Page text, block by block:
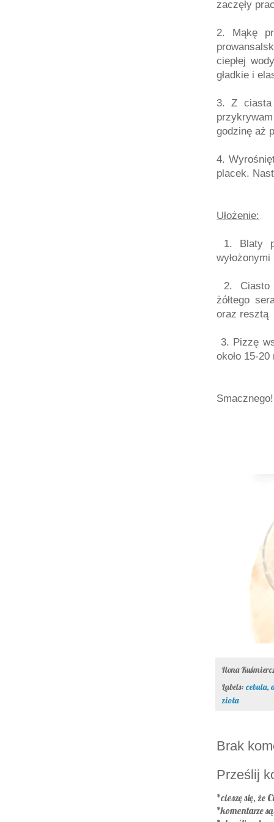
zaczęły
2. Mąkę
ciepłej
gładkie i
3. Z ciasta
godzinę aż
4.
placek.
Ułożenie:
1. Blaty
2. Ciasto
żółtego
oraz resztą
3. Pizzę
około 15-20
Ilona
Labels: cebula,
zioła
Brak
Prześlij
*cieszę się, że
*komentarze